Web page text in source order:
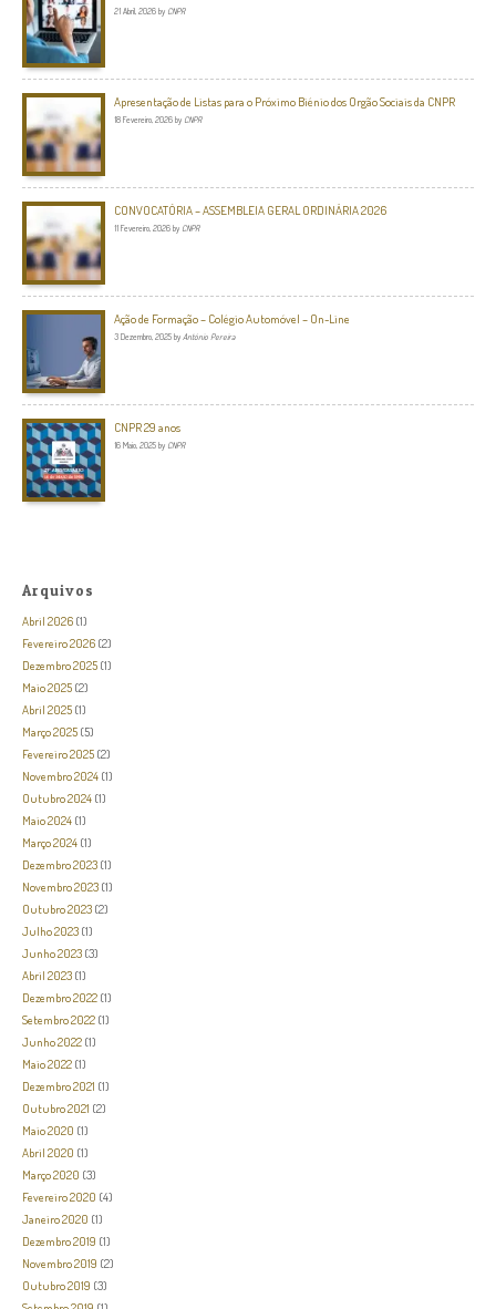
21 Abril, 2026 by CNPR
Apresentação de Listas para o Próximo Biénio dos Orgão Sociais da CNPR
18 Fevereiro, 2026 by CNPR
CONVOCATÓRIA – ASSEMBLEIA GERAL ORDINÁRIA 2026
11 Fevereiro, 2026 by CNPR
Ação de Formação – Colégio Automóvel – On-Line
3 Dezembro, 2025 by António Pereira
CNPR 29 anos
16 Maio, 2025 by CNPR
Arquivos
Abril 2026 (1)
Fevereiro 2026 (2)
Dezembro 2025 (1)
Maio 2025 (2)
Abril 2025 (1)
Março 2025 (5)
Fevereiro 2025 (2)
Novembro 2024 (1)
Outubro 2024 (1)
Maio 2024 (1)
Março 2024 (1)
Dezembro 2023 (1)
Novembro 2023 (1)
Outubro 2023 (2)
Julho 2023 (1)
Junho 2023 (3)
Abril 2023 (1)
Dezembro 2022 (1)
Setembro 2022 (1)
Junho 2022 (1)
Maio 2022 (1)
Dezembro 2021 (1)
Outubro 2021 (2)
Maio 2020 (1)
Abril 2020 (1)
Março 2020 (3)
Fevereiro 2020 (4)
Janeiro 2020 (1)
Dezembro 2019 (1)
Novembro 2019 (2)
Outubro 2019 (3)